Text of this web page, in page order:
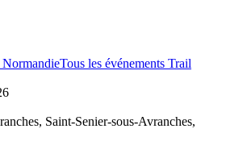
NormandieTous les événements Trail
, Saint-Senier-sous-Avranches,